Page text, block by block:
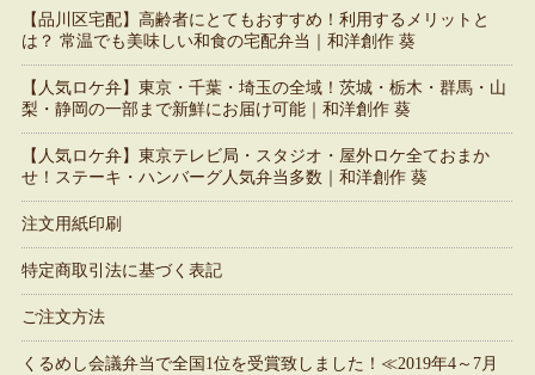
【品川区宅配】高齢者にとてもおすすめ！利用するメリットと
は？ 常温でも美味しい和食の宅配弁当｜和洋創作 葵
【人気ロケ弁】東京・千葉・埼玉の全域！茨城・栃木・群馬・山
梨・静岡の一部まで新鮮にお届け可能｜和洋創作 葵
【人気ロケ弁】東京テレビ局・スタジオ・屋外ロケ全ておまか
せ！ステーキ・ハンバーグ人気弁当多数｜和洋創作 葵
注文用紙印刷
特定商取引法に基づく表記
ご注文方法
くるめし会議弁当で全国1位を受賞致しました！≪2019年4～7月